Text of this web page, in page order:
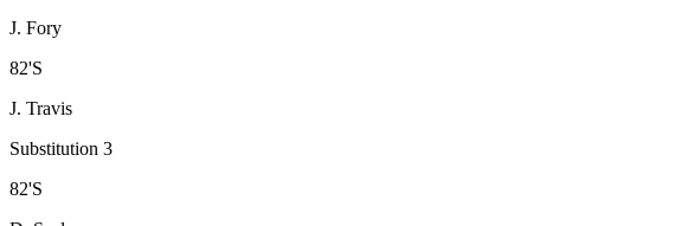
J. Fory
82'S
J. Travis
Substitution 3
82'S